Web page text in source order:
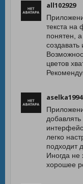
all102929
текста на
понятен,
создавать
цветов
aselka1994
легко
подходит
Иногда
хорошее